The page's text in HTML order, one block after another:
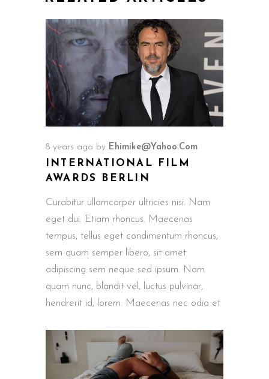
8 years ago by Ehimike@yahoo.com
INTERNATIONAL FILM
AWARDS BERLIN
Curabitur ullamcorper ultricies nisi. Nam
eget dui. Etiam rhoncus. Maecenas
tempus, tellus eget condimentum rhoncus,
sem quam semper libero, sit amet
adipiscing sem neque sed ipsum. Nam
quam nunc, blandit vel, luctus pulvinar,
hendrerit id, lorem. Maecenas nec odio et